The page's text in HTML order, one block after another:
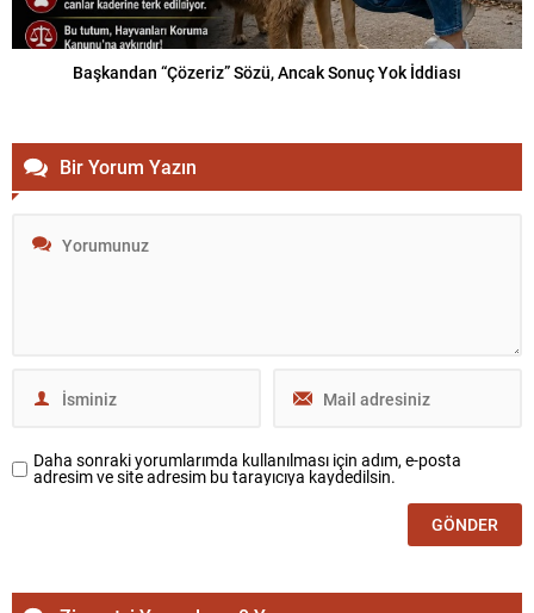
Başkandan “Çözeriz” Sözü, Ancak Sonuç Yok İddiası
Bir Yorum Yazın
Daha sonraki yorumlarımda kullanılması için adım, e-posta
adresim ve site adresim bu tarayıcıya kaydedilsin.